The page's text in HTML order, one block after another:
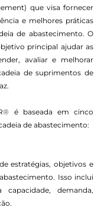
que visa fornecer
e melhores práticas
de abastecimento. O
principal ajudar as
avaliar e melhorar
de suprimentos de
® é baseada em cinco
de abastecimento:
estratégias, objetivos e
Isso inclui
demanda,